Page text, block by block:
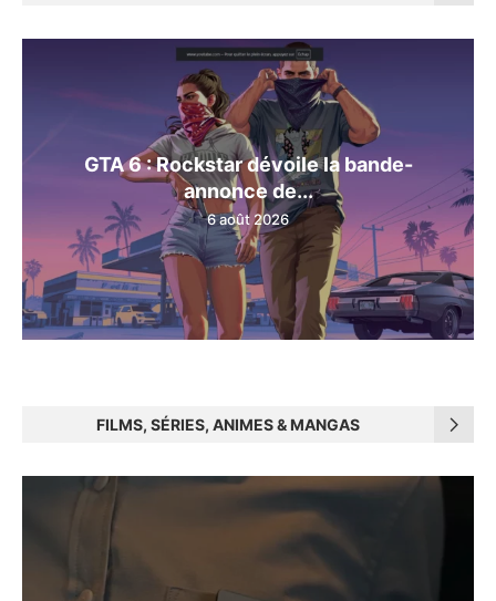
GTA 6 : Rockstar dévoile la bande-
annonce de...
6 août 2026
FILMS, SÉRIES, ANIMES & MANGAS